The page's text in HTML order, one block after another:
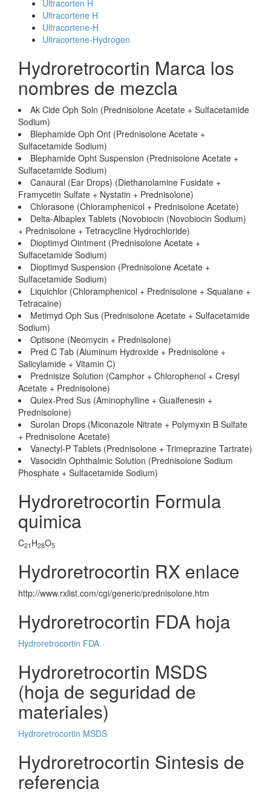
Ultracorten H
Ultracortene H
Ultracortene-H
Ultracortene-Hydrogen
Hydroretrocortin Marca los
nombres de mezcla
Ak Cide Oph Soln (Prednisolone Acetate + Sulfacetamide
Sodium)
Blephamide Oph Ont (Prednisolone Acetate +
Sulfacetamide Sodium)
Blephamide Opht Suspension (Prednisolone Acetate +
Sulfacetamide Sodium)
Canaural (Ear Drops) (Diethanolamine Fusidate +
Framycetin Sulfate + Nystatin + Prednisolone)
Chlorasone (Chloramphenicol + Prednisolone Acetate)
Delta-Albaplex Tablets (Novobiocin (Novobiocin Sodium)
+ Prednisolone + Tetracycline Hydrochloride)
Dioptimyd Ointment (Prednisolone Acetate +
Sulfacetamide Sodium)
Dioptimyd Suspension (Prednisolone Acetate +
Sulfacetamide Sodium)
Liquichlor (Chloramphenicol + Prednisolone + Squalane +
Tetracaine)
Metimyd Oph Sus (Prednisolone Acetate + Sulfacetamide
Sodium)
Optisone (Neomycin + Prednisolone)
Pred C Tab (Aluminum Hydroxide + Prednisolone +
Salicylamide + Vitamin C)
Prednisize Solution (Camphor + Chlorophenol + Cresyl
Acetate + Prednisolone)
Quiex-Pred Sus (Aminophylline + Guaifenesin +
Prednisolone)
Surolan Drops (Miconazole Nitrate + Polymyxin B Sulfate
+ Prednisolone Acetate)
Vanectyl-P Tablets (Prednisolone + Trimeprazine Tartrate)
Vasocidin Ophthalmic Solution (Prednisolone Sodium
Phosphate + Sulfacetamide Sodium)
Hydroretrocortin Formula
quimica
C21 H28O5
Hydroretrocortin RX enlace
http://www.rxlist.com/cgi/generic/prednisolone.htm
Hydroretrocortin FDA hoja
Hydroretrocortin FDA
Hydroretrocortin MSDS
(hoja de seguridad de
materiales)
Hydroretrocortin MSDS
Hydroretrocortin Sintesis de
referencia